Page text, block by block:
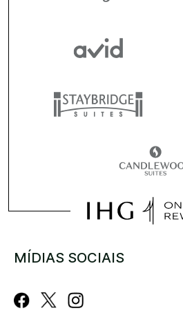
MÍDIAS SOCIAIS